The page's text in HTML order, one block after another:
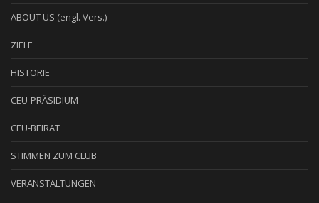
ABOUT US (engl. Vers.)
ZIELE
HISTORIE
CEU-PRÄSIDIUM
CEU-BEIRAT
STIMMEN ZUM CLUB
VERANSTALTUNGEN